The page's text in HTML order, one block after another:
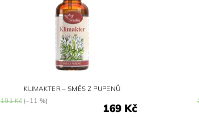
KLIMAKTER – SMĚS Z PUPENŮ
191 Kč(–11 %)
169 Kč